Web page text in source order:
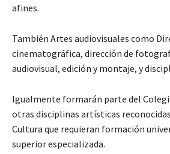
afines.
También Artes audiovisuales como
cinematográfica, dirección de
audiovisual, edición y montaje, y
Igualmente formarán parte del
otras disciplinas artísticas
Cultura que requieran formación
superior especializada.